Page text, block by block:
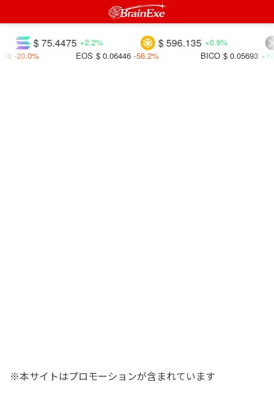
$ 596.135 +0.9%
$ 75.4475 +2.2%
BICO $ 0.05693
EOS $ 0.06446 -56.2%
-20.0%
※本サイトはプロモーションが含まれています